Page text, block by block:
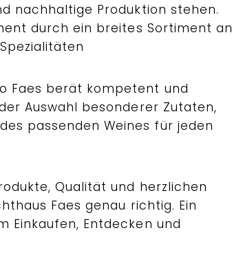
nachhaltige Produktion stehen.
durch ein breites Sortiment an
Faes berät kompetent und
Auswahl besonderer Zutaten,
passenden Weines für jeden
Qualität und herzlichen
Faes genau richtig. Ein
Einkaufen, Entdecken und